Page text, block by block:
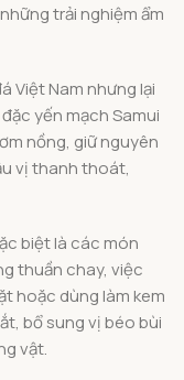
trải nghiệm ẩm
Việt Nam nhưng lại
yến mạch Samui
nồng, giữ nguyên
vị thanh thoát,
biệt là các món
thuần chay, việc
hoặc dùng làm kem
bổ sung vị béo bùi
vật.